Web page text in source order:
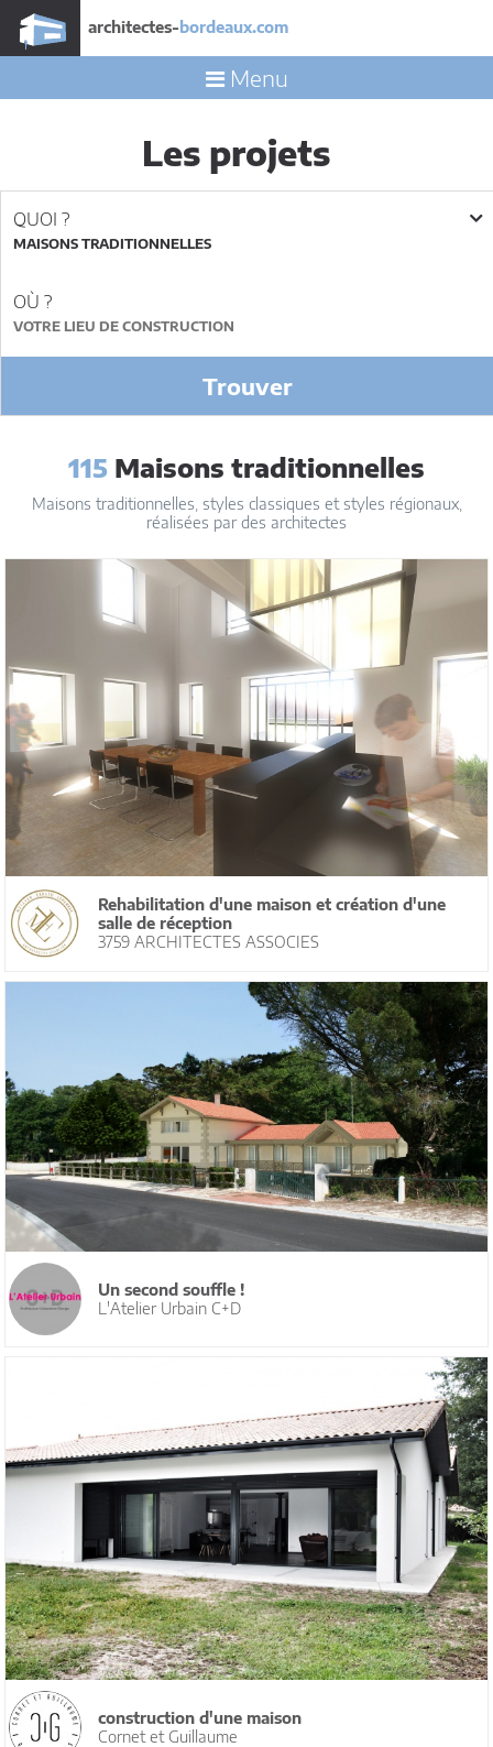
architectes- bordeaux.com
Menu
Les projets
QUOI ?
MAISONS TRADITIONNELLES
OÙ ?
Trouver
115 Maisons traditionnelles
Maisons traditionnelles, styles classiques et styles régionaux,
réalisées par des architectes
Rehabilitation d'une maison et création d'une
salle de réception
3759 ARCHITECTES ASSOCIES
Un second souffle !
L'Atelier Urbain C+D
construction d'une maison
Cornet et Guillaume